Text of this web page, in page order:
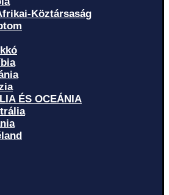
Köztársaság
ÉS OCEÁNIA